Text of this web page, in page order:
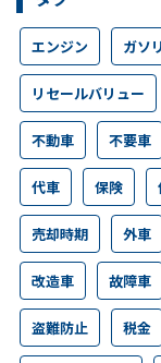
エンジン ガソ
リセールバリュー
不動車 不要車
代車 保険
売却時期 外車
改造車 故障車
盗難防止 税金